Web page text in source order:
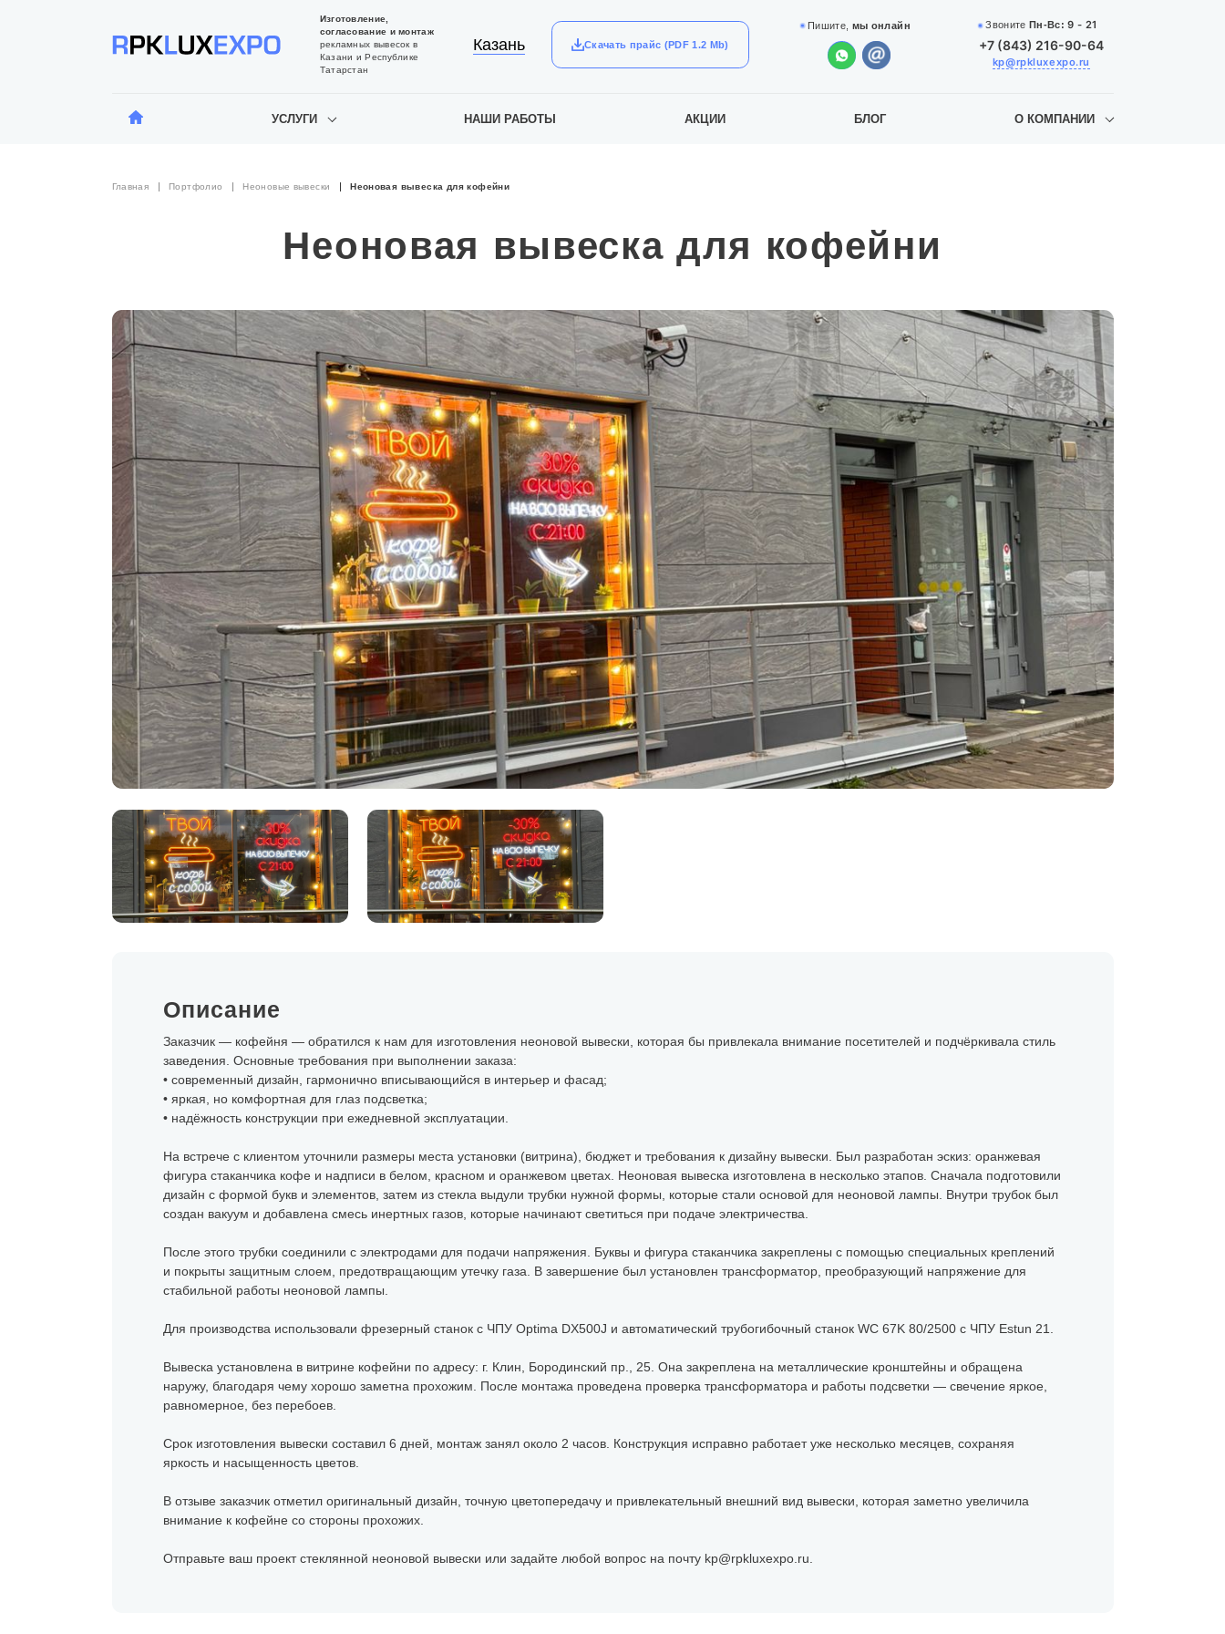
Изготовление,
согласование и монтаж
рекламных вывесок в
Казани и Республике
Татарстан
Казань Скачать прайс (PDF 1.2 Mb)
Пишите, мы онлайн Звоните Пн-Вс:9 - 21
+7 (843) 216-90-64
kp@rpkluxexpo.ru
УСЛУГИ НАШИ РАБОТЫ АКЦИИ БЛОГ О КОМПАНИИ
Главная Портфолио Неоновые вывески Неоновая вывеска для кофейни
Неоновая вывеска для кофейни
Описание
Заказчик — кофейня — обратился к нам для изготовления неоновой вывески, которая бы привлекала внимание посетителей и подчёркивала стиль
заведения. Основные требования при выполнении заказа:
• современный дизайн, гармонично вписывающийся в интерьер и фасад;
• яркая, но комфортная для глаз подсветка;
• надёжность конструкции при ежедневной эксплуатации.
На встрече с клиентом уточнили размеры места установки (витрина), бюджет и требования к дизайну вывески. Был разработан эскиз: оранжевая
фигура стаканчика кофе и надписи в белом, красном и оранжевом цветах. Неоновая вывеска изготовлена в несколько этапов. Сначала подготовили
дизайн с формой букв и элементов, затем из стекла выдули трубки нужной формы, которые стали основой для неоновой лампы. Внутри трубок был
создан вакуум и добавлена смесь инертных газов, которые начинают светиться при подаче электричества.
После этого трубки соединили с электродами для подачи напряжения. Буквы и фигура стаканчика закреплены с помощью специальных креплений
и покрыты защитным слоем, предотвращающим утечку газа. В завершение был установлен трансформатор, преобразующий напряжение для
стабильной работы неоновой лампы.
Для производства использовали фрезерный станок с ЧПУ Optima DX500J и автоматический трубогибочный станок WC 67K 80/2500 с ЧПУ Estun 21.
Вывеска установлена в витрине кофейни по адресу: г. Клин, Бородинский пр., 25. Она закреплена на металлические кронштейны и обращена
наружу, благодаря чему хорошо заметна прохожим. После монтажа проведена проверка трансформатора и работы подсветки — свечение яркое,
равномерное, без перебоев.
Срок изготовления вывески составил 6 дней, монтаж занял около 2 часов. Конструкция исправно работает уже несколько месяцев, сохраняя
яркость и насыщенность цветов.
В отзыве заказчик отметил оригинальный дизайн, точную цветопередачу и привлекательный внешний вид вывески, которая заметно увеличила
внимание к кофейне со стороны прохожих.
Отправьте ваш проект стеклянной неоновой вывески или задайте любой вопрос на почту kp@rpkluxexpo.ru.